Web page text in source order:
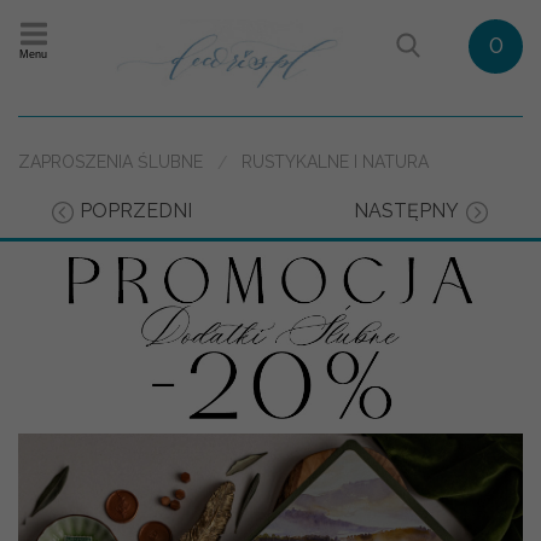
Menu 0
ZAPROSZENIA ŚLUBNE RUSTYKALNE I NATURA
POPRZEDNI NASTĘPNY